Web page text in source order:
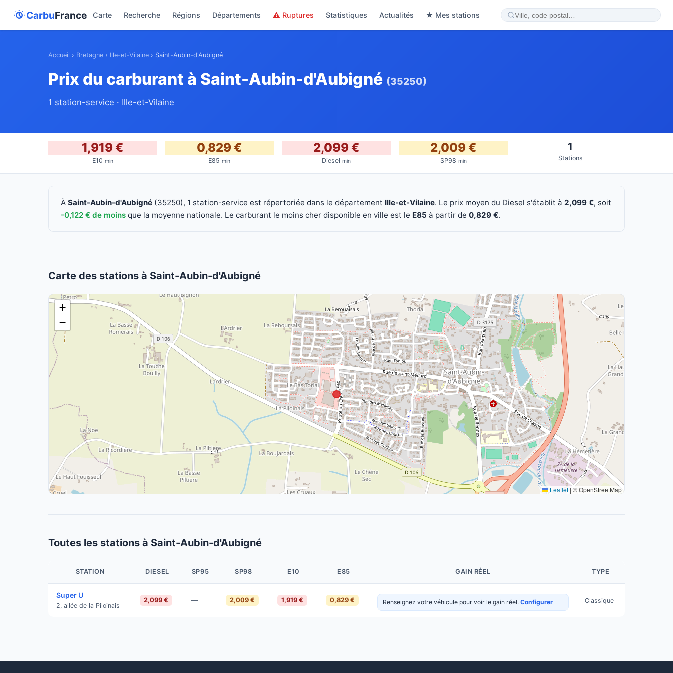
CarbuFrance Carte Recherche Régions Départements ⚠ Ruptures Statistiques Actualités ★ Mes stations
Accueil › Bretagne › Ille-et-Vilaine › Saint-Aubin-d'Aubigné
Prix du carburant à Saint-Aubin-d'Aubigné (35250)
1 station-service · Ille-et-Vilaine
1,919 €
E10 min
0,829 €
E85min
2,099 €
Dieselmin
2,009 €
SP98min
1
Stations
À Saint-Aubin-d'Aubigné (35250), 1 station-service est répertoriée dans le département Ille-et-Vilaine. Le prix moyen du Diesel s'établit à 2,099 €, soit
-0,122 € de moins que la moyenne nationale. Le carburant le moins cher disponible en ville est le E85 à partir de 0,829 €.
Carte des stations à Saint-Aubin-d'Aubigné
+
−
Leaflet | © OpenStreetMap
Toutes les stations à Saint-Aubin-d'Aubigné
STATION DIESEL SP95 SP98 E10 E85 GAIN RÉEL TYPE
Super U
2, allée de la Piloinais
2,099 € — 2,009 € 1,919 € 0,829 € Renseignez votre véhicule pour voir le gain réel. Configurer Classique